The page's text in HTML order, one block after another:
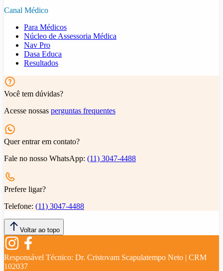
Canal Médico
Para Médicos
Núcleo de Assessoria Médica
Nav Pro
Dasa Educa
Resultados
Você tem dúvidas?
Acesse nossas perguntas frequentes
Quer entrar em contato?
Fale no nosso WhatsApp: (11) 3047-4488
Prefere ligar?
Telefone: (11) 3047-4488
Voltar ao topo
Responsável Técnico: Dr. Cristovam Scapulatempo Neto | CRM
102037